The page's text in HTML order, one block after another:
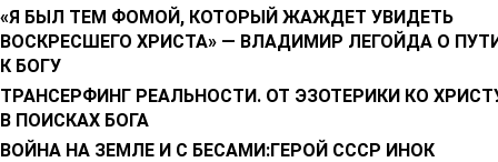
«Я БЫЛ ТЕМ ФОМОЙ, КОТОРЫЙ ЖАЖДЕТ УВИДЕТЬ
ВОСКРЕСШЕГО ХРИСТА» — ВЛАДИМИР ЛЕГОЙДА О
К БОГУ
ТРАНСЕРФИНГ РЕАЛЬНОСТИ. ОТ ЭЗОТЕРИКИ КО
В ПОИСКАХ БОГА
ВОЙНА НА ЗЕМЛЕ И С БЕСАМИ:ГЕРОЙ СССР ИНОК